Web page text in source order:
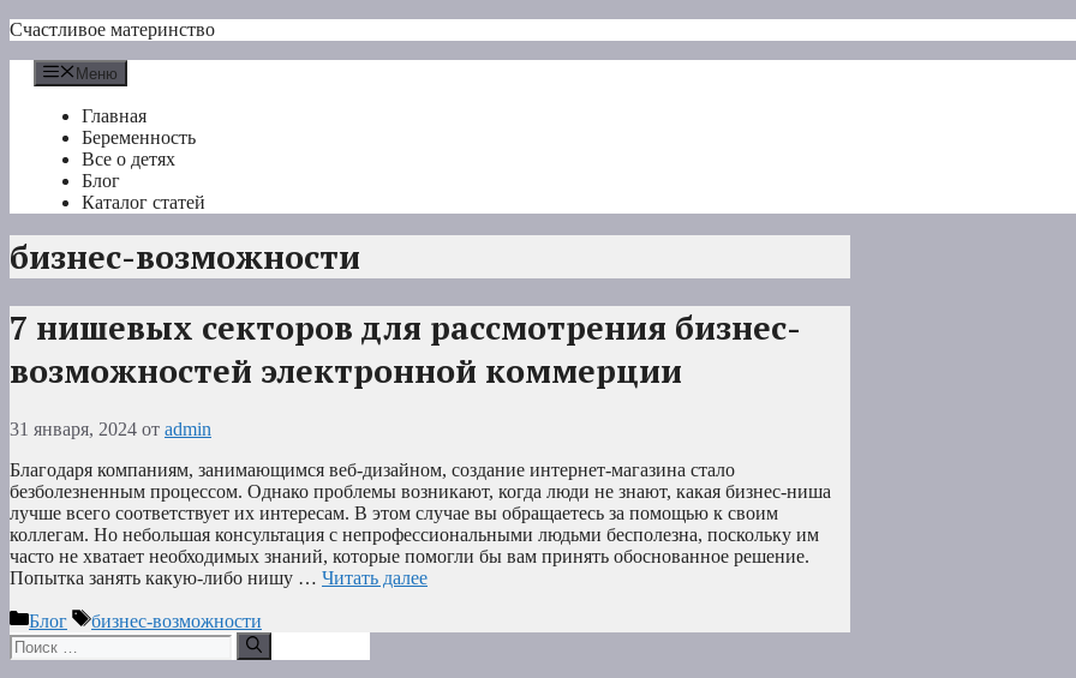
Перейти
содержимому
Счастливое материнство
Меню
Главная
Беременность
Все о детях
Блог
Каталог статей
бизнес-возможности
7 нишевых секторов для рассмотрения бизнес-
возможностей электронной коммерции
31 января, 2024 от admin
Благодаря компаниям, занимающимся веб-дизайном, создание интернет-магазина стало
безболезненным процессом. Однако проблемы возникают, когда люди не знают, какая бизнес-ниша
лучше всего соответствует их интересам. В этом случае вы обращаетесь за помощью к своим
коллегам. Но небольшая консультация с непрофессиональными людьми бесполезна, поскольку им
часто не хватает необходимых знаний, которые помогли бы вам принять обоснованное решение.
Попытка занять какую-либо нишу … Читать далее
Рубрики
Блог Метки
бизнес-возможности
Поиск: